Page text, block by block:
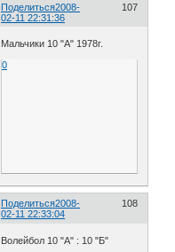
Поделиться 107
2008-
02-11 22:31:36
Мальчики 10 "А" 1978г.
0
Поделиться 108
2008-
02-11 22:33:04
Волейбол 10 "А" : 10 "Б"